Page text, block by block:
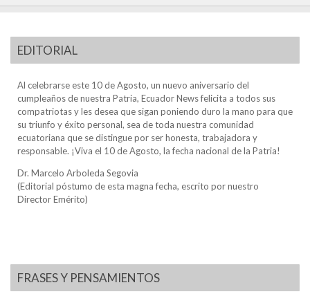
EDITORIAL
Al celebrarse este 10 de Agosto, un nuevo aniversario del
cumpleaños de nuestra Patria, Ecuador News felicita a todos sus
compatriotas y les desea que sigan poniendo duro la mano para que
su triunfo y éxito personal, sea de toda nuestra comunidad
ecuatoriana que se distingue por ser honesta, trabajadora y
responsable. ¡Viva el 10 de Agosto, la fecha nacional de la Patria!
Dr. Marcelo Arboleda Segovia
(Editorial póstumo de esta magna fecha, escrito por nuestro
Director Emérito)
FRASES Y PENSAMIENTOS